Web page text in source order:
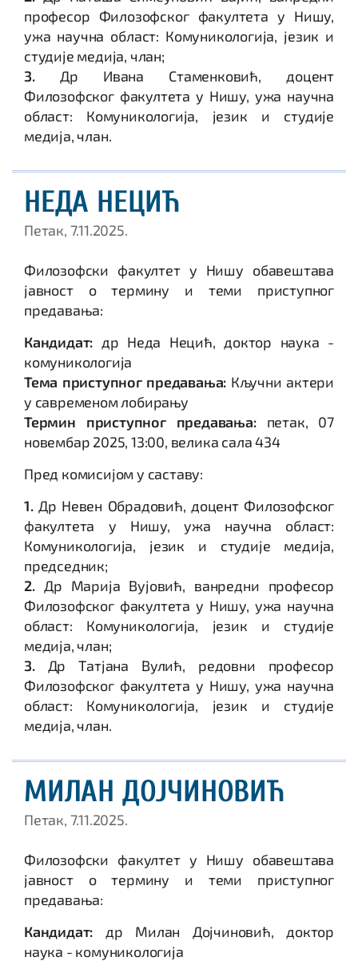
професор Филозофског факултета у Нишу,
ужа научна област: Комуникологија, језик и
студије медија, члан;
3. Др Ивана Стаменковић, доцент
Филозофског факултета у Нишу, ужа научна
област: Комуникологија, језик и студије
медија, члан.
НЕДА НЕЦИЋ
Петак, 7.11.2025.
Филозофски факултет у Нишу обавештава
јавност о термину и теми приступног
предавања:
Кандидат: др Неда Нецић, доктор наука -
комуникологија
Тема приступног предавања: Кључни актери
у савременом лобирању
Термин приступног предавања: петак, 07
новембар 2025, 13:00, велика сала 434
Пред комисијом у саставу:
1.Др Невен Обрадовић, доцент Филозофског
факултета у Нишу, ужа научна област:
Комуникологија, језик и студије медија,
председник;
2. Др Марија Вујовић, ванредни професор
Филозофског факултета у Нишу, ужа научна
област: Комуникологија, језик и студије
медија, члан;
3. Др Татјана Вулић, редовни професор
Филозофског факултета у Нишу, ужа научна
област: Комуникологија, језик и студије
медија, члан.
МИЛАН ДОЈЧИНОВИЋ
Петак, 7.11.2025.
Филозофски факултет у Нишу обавештава
јавност о термину и теми приступног
предавања:
Кандидат: др Милан Дојчиновић, доктор
наука - комуникологија